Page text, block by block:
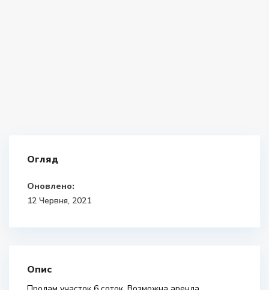
Огляд
Оновлено:
12 Червня, 2021
Опис